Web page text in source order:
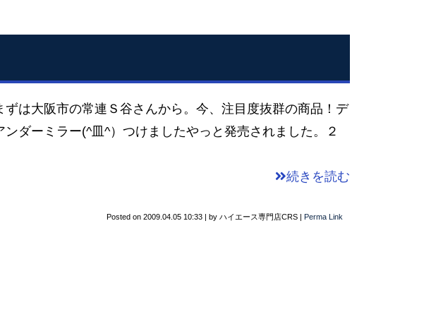
は大阪市の常連Ｓ谷さんから。今、注目度抜群の商品！デ
ダーミラー(^皿^）つけましたやっと発売されました。２
続きを読む
Posted on 2009.04.05 10:33 | by ハイエース専門店CRS | Perma Link